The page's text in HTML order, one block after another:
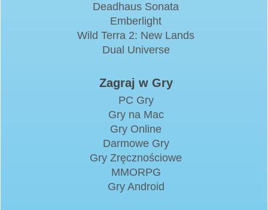
Deadhaus Sonata
Emberlight
Wild Terra 2: New Lands
Dual Universe
Zagraj w Gry
PC Gry
Gry na Mac
Gry Online
Darmowe Gry
Gry Zręcznościowe
MMORPG
Gry Android